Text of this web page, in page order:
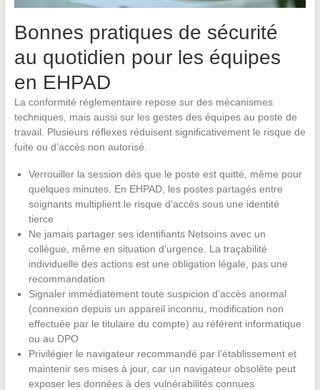
Bonnes pratiques de sécurité
au quotidien pour les équipes
en EHPAD
La conformité réglementaire repose sur des mécanismes
techniques, mais aussi sur les gestes des équipes au poste de
travail. Plusieurs réflexes réduisent significativement le risque de
fuite ou d’accès non autorisé.
Verrouiller la session dès que le poste est quitté, même pour
quelques minutes. En EHPAD, les postes partagés entre
soignants multiplient le risque d’accès sous une identité
tierce
Ne jamais partager ses identifiants Netsoins avec un
collègue, même en situation d’urgence. La traçabilité
individuelle des actions est une obligation légale, pas une
recommandation
Signaler immédiatement toute suspicion d’accès anormal
(connexion depuis un appareil inconnu, modification non
effectuée par le titulaire du compte) au référent informatique
ou au DPO
Privilégier le navigateur recommandé par l’établissement et
maintenir ses mises à jour, car un navigateur obsolète peut
exposer les données à des vulnérabilités connues